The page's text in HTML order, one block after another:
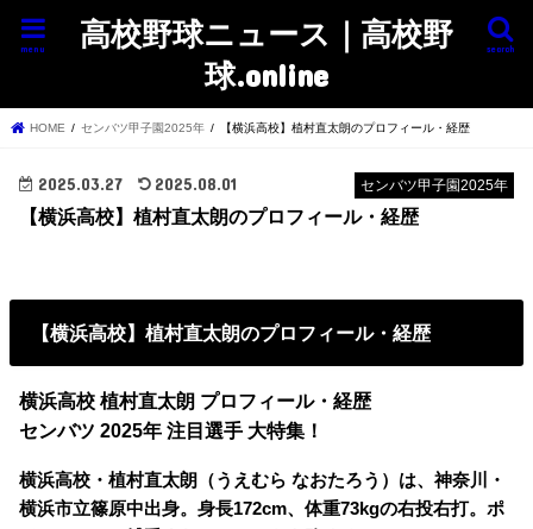
高校野球ニュース｜高校野
球.online
search
menu
HOME センバツ甲子園2025年 【横浜高校】植村直太朗のプロフィール・経歴
センバツ甲子園2025年
2025.03.27 2025.08.01
【横浜高校】植村直太朗のプロフィール・経歴
【横浜高校】植村直太朗のプロフィール・経歴
横浜高校 植村直太朗 プロフィール・経歴
センバツ 2025年 注目選手 大特集！
横浜高校・植村直太朗（うえむら なおたろう）は、神奈川・
横浜市立篠原中出身。身長172cm、体重73kgの右投右打。ポ